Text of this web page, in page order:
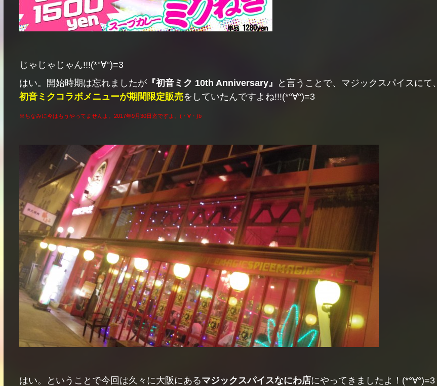
じゃじゃじゃん!!!(*°∀°)=3
はい。開始時期は忘れましたが『初音ミク 10th Anniversary』
と言うことで、マジックスパイスにて、
初音ミクコラボメニューが期間限定販売をしていたんですよね!!!(*°∀°)=3
※ちなみに今はもうやってませんよ。2017年9月30日迄ですよ。 (・∀・)b
はい。ということで今回は久々に大阪にあるマジックスパイスなにわ店にやってきましたよ！(*°∀°)=3